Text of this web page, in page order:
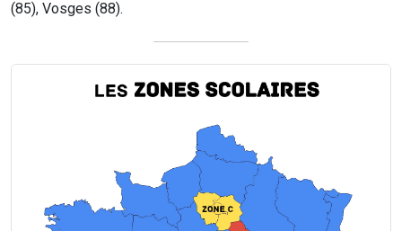
(85), Vosges (88).